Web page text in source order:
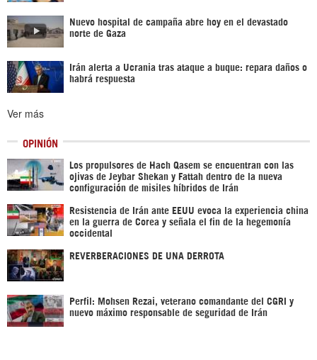
Nuevo hospital de campaña abre hoy en el devastado
norte de Gaza
Irán alerta a Ucrania tras ataque a buque: repara daños o
habrá respuesta
Ver más
OPINIÓN
Los propulsores de Hach Qasem se encuentran con las
ojivas de Jeybar Shekan y Fattah dentro de la nueva
configuración de misiles híbridos de Irán
Resistencia de Irán ante EEUU evoca la experiencia china
en la guerra de Corea y señala el fin de la hegemonía
occidental
REVERBERACIONES DE UNA DERROTA
Perfil: Mohsen Rezai, veterano comandante del CGRI y
nuevo máximo responsable de seguridad de Irán